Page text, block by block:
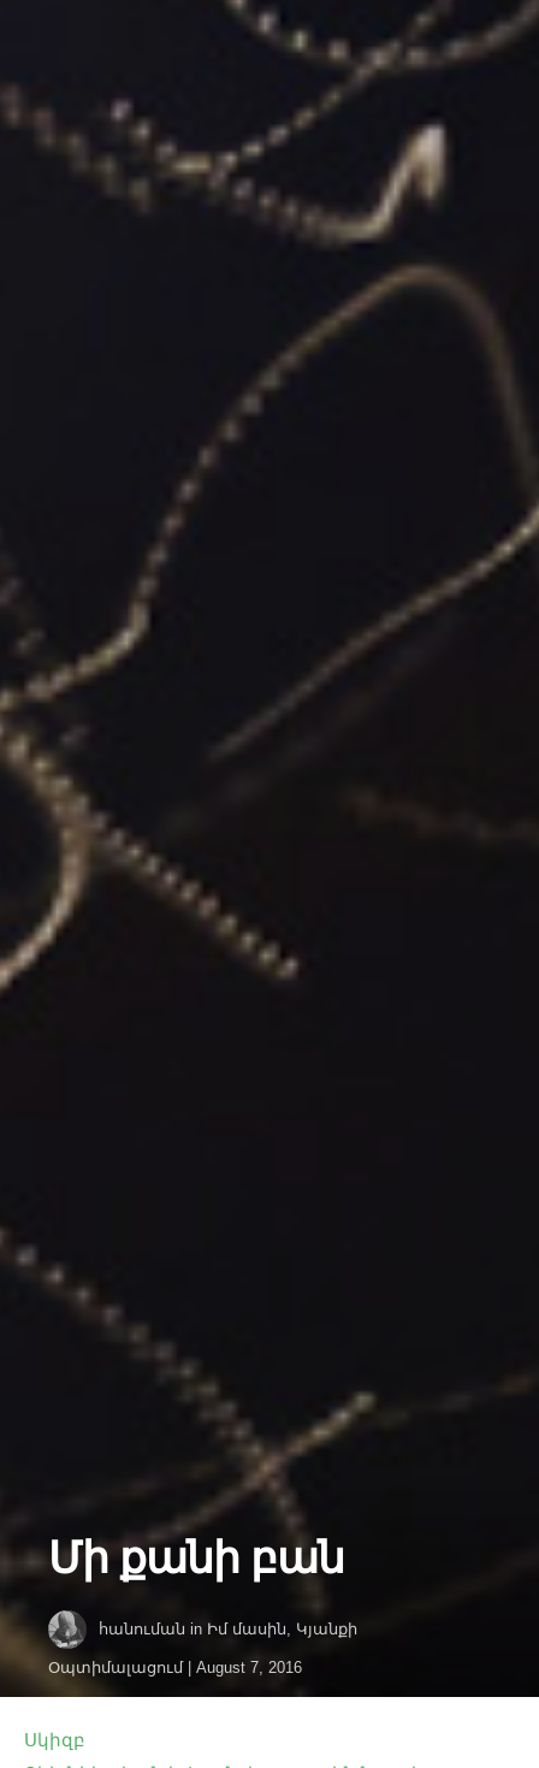
Մի քանի բան
հանուման in Իմ մասին, Կյանքի
Օպտիմալացում August 7, 2016
Սկիզբ